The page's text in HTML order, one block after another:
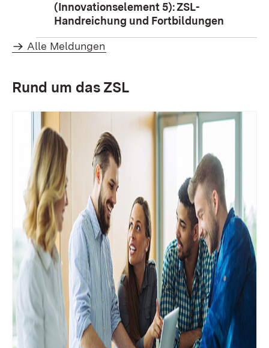
(Innovationselement 5): ZSL-
Handreichung und Fortbildungen
Alle Meldungen
Rund um das ZSL